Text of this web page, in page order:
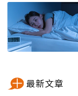
最新文章